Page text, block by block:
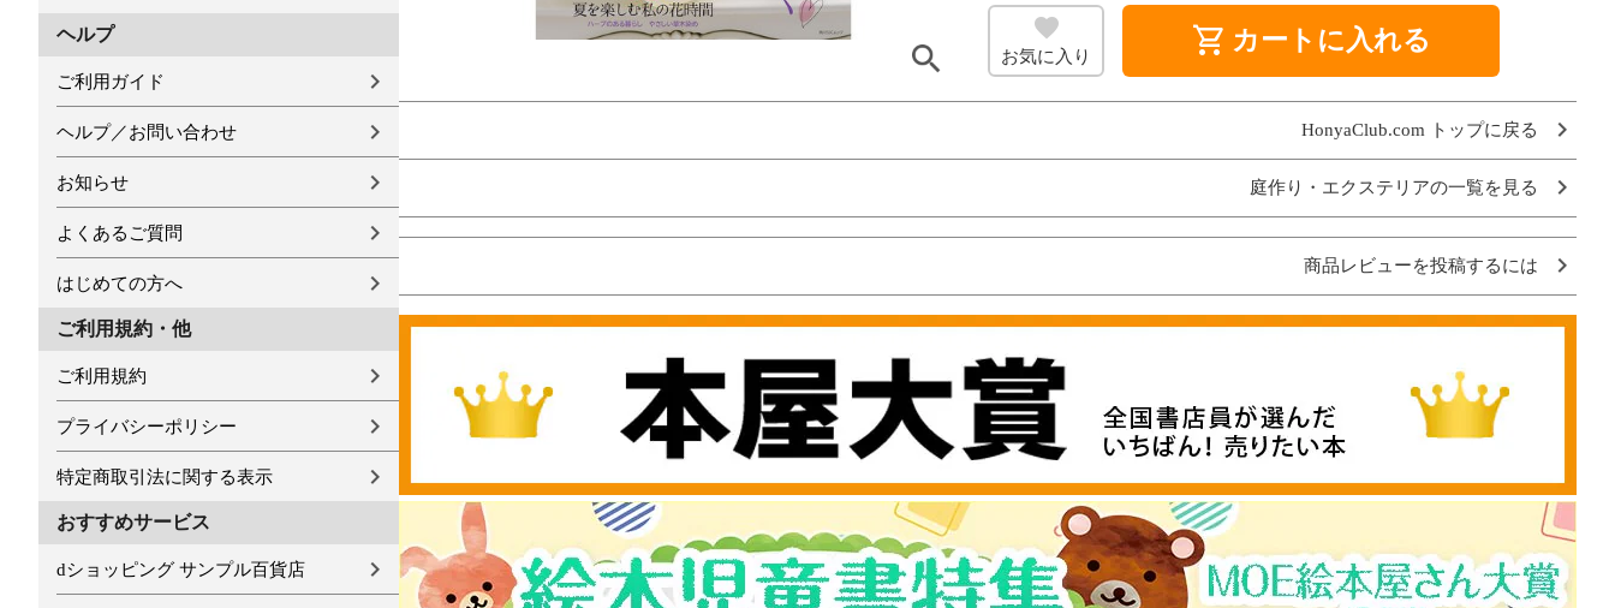
ヘルプ
ご利用ガイド
ヘルプ／お問い合わせ
お知らせ
よくあるご質問
はじめての方へ
ご利用規約・他
ご利用規約
プライバシーポリシー
特定商取引法に関する表示
おすすめサービス
dショッピング サンプル百貨店
お気に入り shopping_cart カートに入れる
HonyaClub.com トップに戻る
庭作り・エクステリアの一覧を見る
商品レビューを投稿するには